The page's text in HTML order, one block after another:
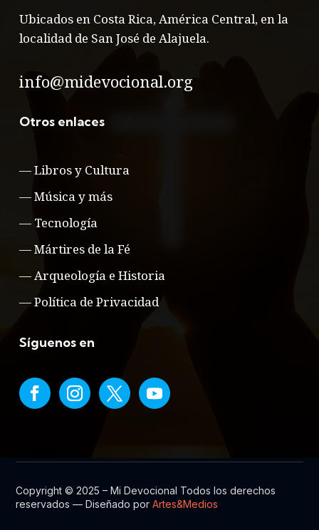
Ubicados en Costa Rica, América Central, en la
localidad de San José de Alajuela.
info@midevocional.org
Otros enlaces
—Libros y Cultura
—Música y más
— Tecnología
—Mártires de la Fé
—Arqueología e Historia
—Política de Privacidad
Síguenos en
Copyright © 2025 – Mi Devocional Todos los derechos
reservados — Diseñado porArtes&Medios